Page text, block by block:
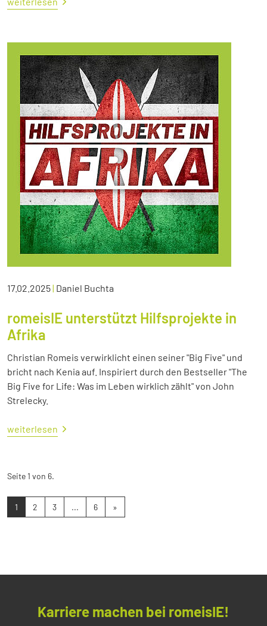
17.02.2025| Daniel Buchta
romeisIE unterstützt Hilfsprojekte in
Afrika
Christian Romeis verwirklicht einen seiner "Big Five" und
bricht nach Kenia auf. Inspiriert durch den Bestseller "The
Big Five for Life: Was im Leben wirklich zählt" von John
Strelecky.
weiterlesen
Seite 1 von 6.
1 2 3 ... 6 »
Karriere machen bei romeisIE!